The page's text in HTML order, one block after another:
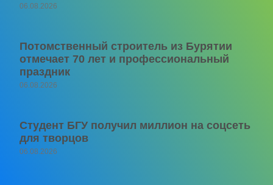
06.08.2026
Потомственный строитель из Бурятии
отмечает 70 лет и профессиональный
праздник
06.08.2026
Студент БГУ получил миллион на соцсеть
для творцов
06.08.2026